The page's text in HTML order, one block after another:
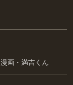
漫画・満吉くん